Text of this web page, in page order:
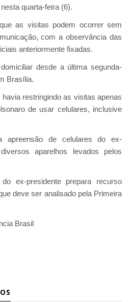
quarta-feira (6).
as visitas podem ocorrer sem
com a observância das
anteriormente fixadas.
desde a última segunda-
Brasília.
restringindo as visitas apenas
de usar celulares, inclusive
apreensão de celulares do ex-
aparelhos levados pelos
ex-presidente prepara recurso
deve ser analisado pela Primeira
Brasil